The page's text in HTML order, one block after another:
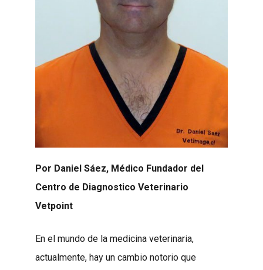
Por Daniel Sáez, Médico Fundador del
Centro de Diagnostico Veterinario
Vetpoint
En el mundo de la medicina veterinaria,
actualmente, hay un cambio notorio que